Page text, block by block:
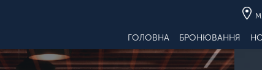
ГОЛОВНА БРОНЮВАННЯ